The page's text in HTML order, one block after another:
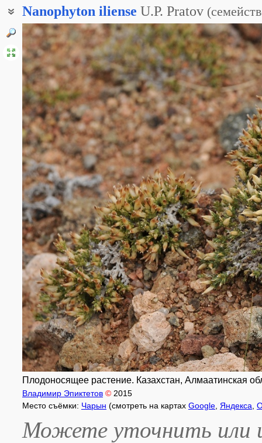
Nanophyton iliense U.P. Pratov (
Плодоносящее растение. Казахстан, Алмаатинская
Владимир Эпиктетов © 2015
Место съёмки: Чарын (смотреть на картах Google Яндекса
Можете уточнить или